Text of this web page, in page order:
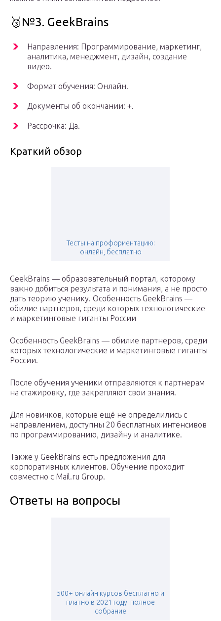
🥉№3. GeekBrains
Направления: Программирование, маркетинг,
аналитика, менеджмент, дизайн, создание
видео.
Формат обучения: Онлайн.
Документы об окончании: +.
Рассрочка: Да.
Краткий обзор
Тесты на профориентацию:
онлайн, бесплатно
GeekBrains — образовательный портал, которому
важно добиться результата и понимания, а не просто
дать теорию ученику. Особенность GeekBrains —
обилие партнеров, среди которых технологические
и маркетинговые гиганты России
Особенность GeekBrains — обилие партнеров, среди
которых технологические и маркетинговые гиганты
России.
После обучения ученики отправляются к партнерам
на стажировку, где закрепляют свои знания.
Для новичков, которые ещё не определились с
направлением, доступны 20 бесплатных интенсивов
по программированию, дизайну и аналитике.
Также у GeekBrains есть предложения для
корпоративных клиентов. Обучение проходит
совместно с Mail.ru Group.
Ответы на вопросы
500+ онлайн курсов бесплатно и
платно в 2021 году: полное
собрание